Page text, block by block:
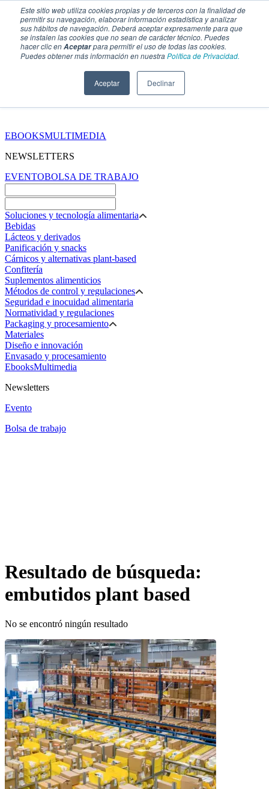
Este sitio web utiliza cookies propias y de terceros con la finalidad de
permitir su navegación, elaborar información estadística y analizar
sus hábitos de navegación. Deberá aceptar expresamente para que
se instalen las cookies que no sean de carácter técnico. Puedes
hacer clic enAceptarpara permitir el uso de todas las cookies.
Puedes obtener más información en nuestraPolítica de Privacidad.
Aceptar Declinar
EBOOKSMULTIMEDIA
NEWSLETTERS
EVENTOBOLSA DE TRABAJO
Soluciones y tecnología alimentaria
Bebidas
Lácteos y derivados
Panificación y snacks
Cárnicos y alternativas plant-based
Confitería
Suplementos alimenticios
Métodos de control y regulaciones
Seguridad e inocuidad alimentaria
Normatividad y regulaciones
Packaging y procesamiento
Materiales
Diseño e innovación
Envasado y procesamiento
EbooksMultimedia
Newsletters
Evento
Bolsa de trabajo
Resultado de búsqueda:
embutidos plant based
No se encontró ningún resultado